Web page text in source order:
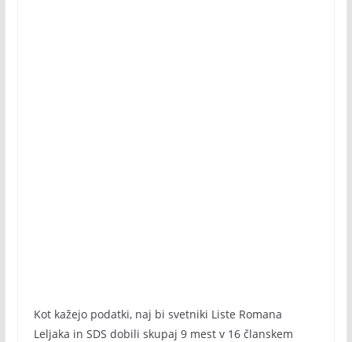
Kot kažejo podatki, naj bi svetniki Liste Romana
Leljaka in SDS dobili skupaj 9 mest v 16 članskem